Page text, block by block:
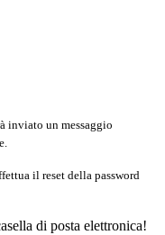
inviato un messaggio
il reset della password
di posta elettronica!